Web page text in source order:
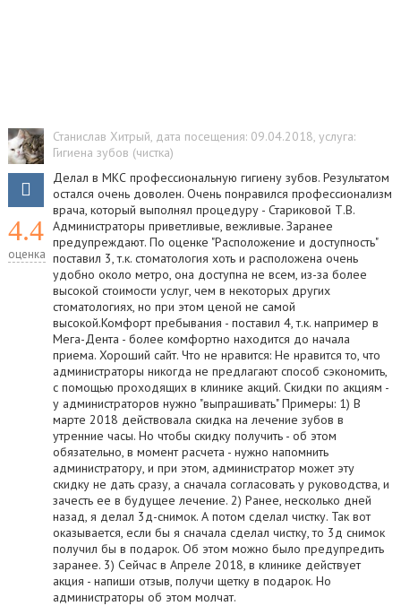
4.4
оценка
Станислав Хитрый, дата посещения: 09.04.2018, услуга:
Гигиена зубов (чистка)
Делал в МКС профессиональную гигиену зубов. Результатом
остался очень доволен. Очень понравился профессионализм
врача, который выполнял процедуру - Стариковой Т.В.
Администраторы приветливые, вежливые. Заранее
предупреждают. По оценке "Расположение и доступность"
поставил 3, т.к. стоматология хоть и расположена очень
удобно около метро, она доступна не всем, из-за более
высокой стоимости услуг, чем в некоторых других
стоматологиях, но при этом ценой не самой
высокой.Комфорт пребывания - поставил 4, т.к. например в
Мега-Дента - более комфортно находится до начала
приема. Хороший сайт. Что не нравится: Не нравится то, что
администраторы никогда не предлагают способ сэкономить,
с помощью проходящих в клинике акций. Скидки по акциям -
у администраторов нужно "выпрашивать" Примеры: 1) В
марте 2018 действовала скидка на лечение зубов в
утренние часы. Но чтобы скидку получить - об этом
обязательно, в момент расчета - нужно напомнить
администратору, и при этом, администратор может эту
скидку не дать сразу, а сначала согласовать у руководства, и
зачесть ее в будущее лечение. 2) Ранее, несколько дней
назад, я делал 3д-снимок. А потом сделал чистку. Так вот
оказывается, если бы я сначала сделал чистку, то 3д снимок
получил бы в подарок. Об этом можно было предупредить
заранее. 3) Сейчас в Апреле 2018, в клинике действует
акция - напиши отзыв, получи щетку в подарок. Но
администраторы об этом молчат.